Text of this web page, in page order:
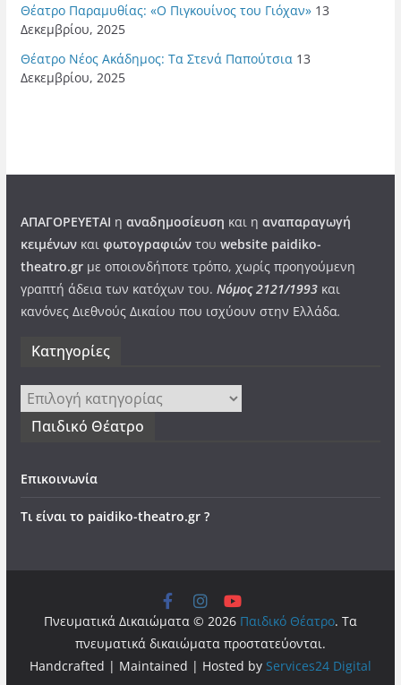
Θέατρο Παραμυθίας: «Ο Πιγκουίνος του Γιόχαν» 13
Δεκεμβρίου, 2025
Θέατρο Νέος Ακάδημος: Τα Στενά Παπούτσια 13
Δεκεμβρίου, 2025
ΑΠΑΓΟΡΕΥΕΤΑΙ η αναδημοσίευση και η αναπαραγωγή
κειμένωνκαι φωτογραφιώντου website paidiko-
theatro.grμε οποιονδήποτε τρόπο, χωρίς προηγούμενη
γραπτή άδεια των κατόχων του. Νόμος 2121/1993και
κανόνες Διεθνούς Δικαίου που ισχύουν στην Ελλάδα.
Kατηγορίες
Kατηγορίες
Παιδικό Θέατρο
Επικοινωνία
Τι είναι το paidiko-theatro.gr ?
Πνευματικά Δικαιώματα © 2026 Παιδικό Θέατρο. Τα
πνευματικά δικαιώματα προστατεύονται.
Handcrafted | Maintained | Hosted by Services24 Digital